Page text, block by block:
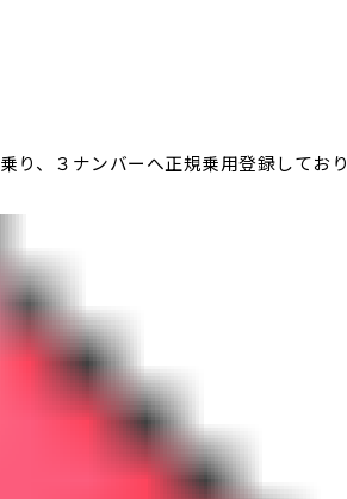
り、３ナンバーへ正規乗用登録しており